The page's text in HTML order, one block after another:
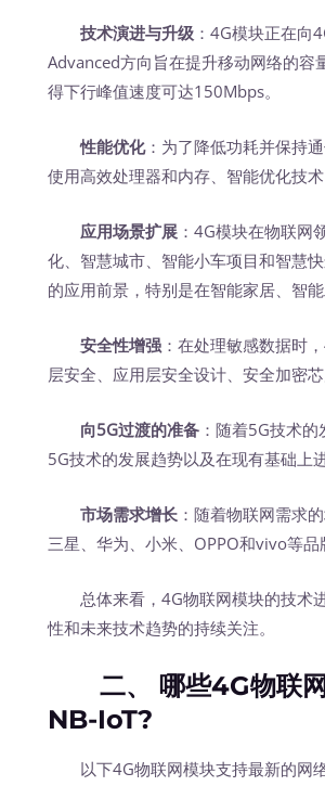
技术演进与升级 ：4G模块正在向
Advanced方向旨在提升移动网络的容
得下行峰值速度可达150Mbps。
性能优化：为了降低功耗并保持
使用高效处理器和内存、智能优化技
应用场景扩展 ：4G模块在物联网
化、智慧城市、智能小车项目和智慧
的应用前景，特别是在智能家居、智
安全性增强 ：在处理敏感数据时
层安全、应用层安全设计、安全加密
向5G过渡的准备 ：随着5G技术
5G技术的发展趋势以及在现有基础上
市场需求增长 ：随着物联网需求
三星、华为、小米、OPPO和vivo等品
总体来看，4G物联网模块的技术
性和未来技术趋势的持续关注。
二、 哪些4G物联网
NB-IoT?
以下4G物联网模块支持最新的网络